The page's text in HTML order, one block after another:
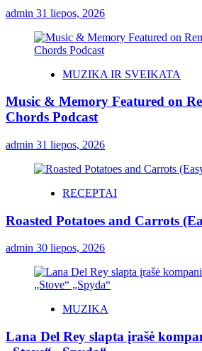
admin 31 liepos, 2026
MUZIKA IR SVEIKATA
Music & Memory Featured on
Chords Podcast
admin 31 liepos, 2026
RECEPTAI
Roasted Potatoes and Carrots
admin 30 liepos, 2026
MUZIKA
Lana Del Rey slapta įrašė